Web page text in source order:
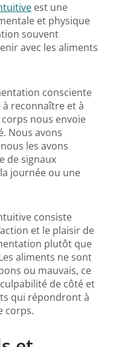
est une
et physique
souvent
avec les aliments
consciente
reconnaître et à
nous envoie
Nous avons
les avons
de signaux
journée ou une
consiste
et le plaisir de
plutôt que
aliments ne sont
ou mauvais, ce
de côté et
qui répondront à
corps.